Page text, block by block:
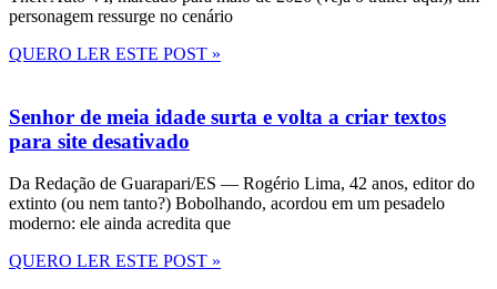
personagem ressurge no cenário
QUERO LER ESTE POST »
Senhor de meia idade surta e volta a criar textos
para site desativado
Da Redação de Guarapari/ES — Rogério Lima, 42 anos, editor do
extinto (ou nem tanto?) Bobolhando, acordou em um pesadelo
moderno: ele ainda acredita que
QUERO LER ESTE POST »